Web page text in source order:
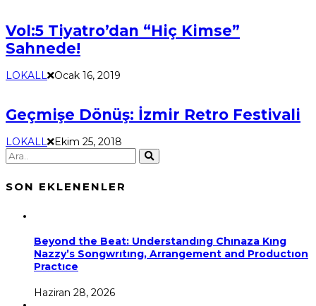
Vol:5 Tiyatro’dan “Hiç Kimse”
Sahnede!
LOKALL Ocak 16, 2019
Geçmişe Dönüş: İzmir Retro Festivali
LOKALL Ekim 25, 2018
SON EKLENENLER
Beyond the Beat: Understandıng Chınaza Kıng
Nazzy’s Songwrıtıng, Arrangement and Productıon
Practıce
Haziran 28, 2026